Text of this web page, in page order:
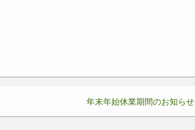
年末年始休業期間のお知らせ